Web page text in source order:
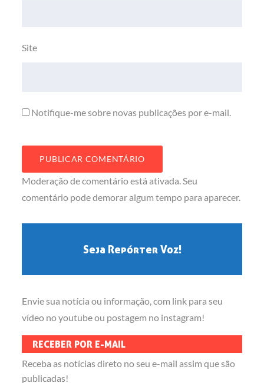
Site
Notifique-me sobre novas publicações por e-mail.
Moderação de comentário está ativada. Seu
comentário pode demorar algum tempo para aparecer.
Seja Repórter Voz!
Envie sua notícia ou informação, com link para seu
vídeo no youtube ou postagem no instagram!
RECEBER POR E-MAIL
Receba as notícias direto no seu e-mail assim que são
publicadas!